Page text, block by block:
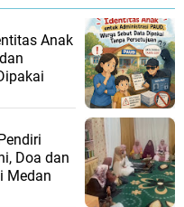
Anak
Doa dan
Medan